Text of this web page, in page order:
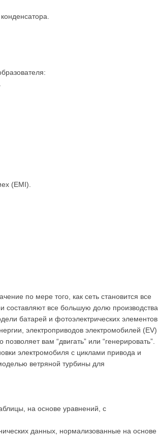
(EMI).
по мере того, как сеть становится все
составляют все большую долю производства
батарей и фотоэлектрических элементов
электроприводов электромобилей (EV)
вам “двигать” или “генерировать”.
электромобиля с циклами привода и
ветряной турбины для
на основе уравнений, с
данных, нормализованные на основе